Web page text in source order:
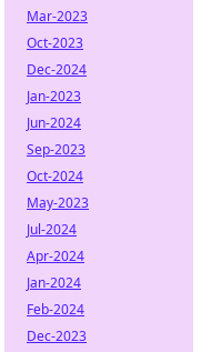
Mar-2023
Oct-2023
Dec-2024
Jan-2023
Jun-2024
Sep-2023
Oct-2024
May-2023
Jul-2024
Apr-2024
Jan-2024
Feb-2024
Dec-2023